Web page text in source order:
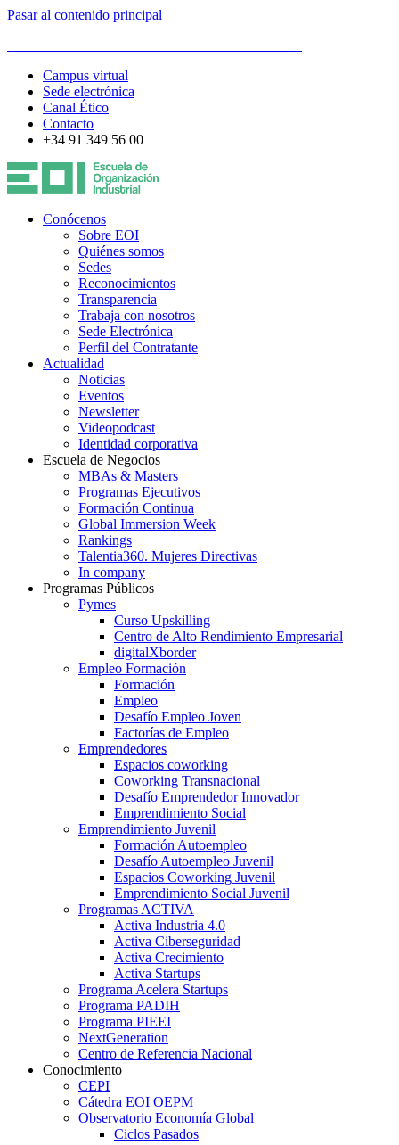
Pasar al contenido principal
Campus virtual
Sede electrónica
Canal Ético
Contacto
+34 91 349 56 00
Conócenos
Sobre EOI
Quiénes somos
Sedes
Reconocimientos
Transparencia
Trabaja con nosotros
Sede Electrónica
Perfil del Contratante
Actualidad
Noticias
Eventos
Newsletter
Videopodcast
Identidad corporativa
Escuela de Negocios
MBAs & Masters
Programas Ejecutivos
Formación Continua
Global Immersion Week
Rankings
Talentia360. Mujeres Directivas
In company
Programas Públicos
Pymes
Curso Upskilling
Centro de Alto Rendimiento Empresarial
digitalXborder
Empleo Formación
Formación
Empleo
Desafío Empleo Joven
Factorías de Empleo
Emprendedores
Espacios coworking
Coworking Transnacional
Desafío Emprendedor Innovador
Emprendimiento Social
Emprendimiento Juvenil
Formación Autoempleo
Desafío Autoempleo Juvenil
Espacios Coworking Juvenil
Emprendimiento Social Juvenil
Programas ACTIVA
Activa Industria 4.0
Activa Ciberseguridad
Activa Crecimiento
Activa Startups
Programa Acelera Startups
Programa PADIH
Programa PIEEI
NextGeneration
Centro de Referencia Nacional
Conocimiento
CEPI
Cátedra EOI OEPM
Observatorio Economía Global
Ciclos Pasados